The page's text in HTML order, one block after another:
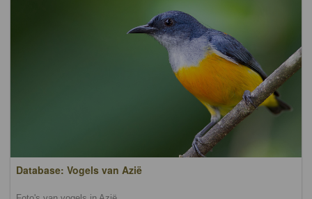
Database: Vogels van Azië